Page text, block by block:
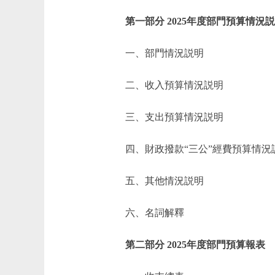
第一部分 2025年度部門預算情況
一、部門情況説明
二、收入預算情況説明
三、支出預算情況説明
四、財政撥款“三公”經費預算情況
五、其他情況説明
六、名詞解釋
第二部分 2025年度部門預算報表